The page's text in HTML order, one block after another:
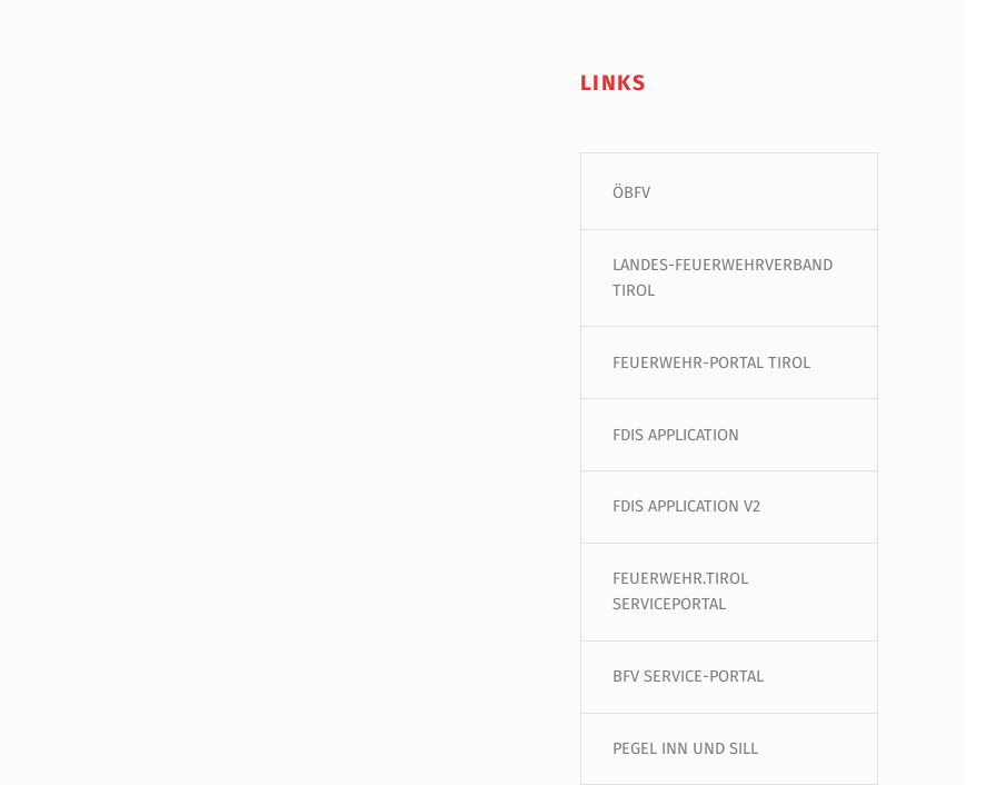
LINKS
ÖBFV
LANDES-FEUERWEHRVERBAND
TIROL
FEUERWEHR-PORTAL TIROL
FDIS APPLICATION
FDIS APPLICATION V2
FEUERWEHR.TIROL
SERVICEPORTAL
BFV SERVICE-PORTAL
PEGEL INN UND SILL